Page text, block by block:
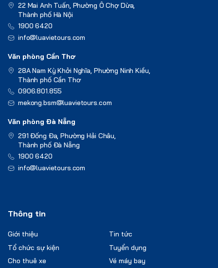
22 Mai Anh Tuấn, Phường Ô Chợ Dừa,
Thành phố Hà Nội
1900 6420
info@luavietours.com
Văn phòng Cần Thơ
28A Nam Kỳ Khởi Nghĩa, Phường Ninh Kiều,
Thành phố Cần Thơ
0906.801.855
mekong.bsm@luavietours.com
Văn phòng Đà Nẵng
291 Đống Đa, Phường Hải Châu,
Thành phố Đà Nẵng
1900 6420
info@luavietours.com
Thông tin
Giới thiệu
Tổ chức sự kiện
Cho thuê xe
Vé máy bay
Tin tức
Tuyển dụng